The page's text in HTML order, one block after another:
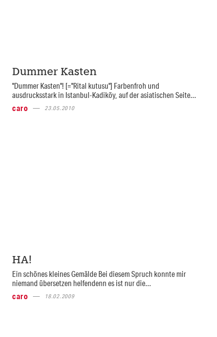
Dummer Kasten
"Dummer Kasten"! [="Rital kutusu"] Farbenfroh und
ausdrucksstark in Istanbul-Kadiköy, auf der asiatischen Seite...
caro
23.05.2010
HA!
Ein schönes kleines Gemälde Bei diesem Spruch konnte mir
niemand übersetzen helfendenn es ist nur die...
caro
18.02.2009